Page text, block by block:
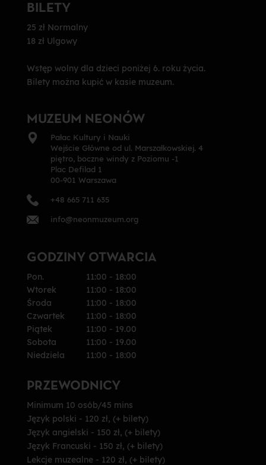
BILETY
25 zł Normalny
18 zł Ulgowy
Wstęp wolny dla dzieci poniżej 6. roku życia.
Bilety można kupić w kasie muzeum.
MUZEUM NEONÓW
Pałac Kultury i Nauki
Wejście Główne od ul. Marszałkowskiej. 4
piętro, boczne windy z Poziomu -1
Plac Defilad 1
00-901 Warszawa
+48 665 711 635
info@neonmuzeum.org
GODZINY OTWARCIA
Pon.
11:00 - 18:00
Wtorek
11:00 - 18:00
Środa
11:00 - 18:00
Czwartek
11:00 - 18:00
Piątek
11:00 - 19.00
Sobota
11:00 - 19.00
Niedziela
11:00 - 18:00
PRZEWODNICY
Minimum 10 osób/45 mins
Język polski - 120 zł‚ (+ bilety)
Język angielski - 150 zł‚ (+ bilety)
Język Francuski - 150 zł‚ (+ bilety)
Lekcje muzealne - 120 zł‚ (+ bilety)